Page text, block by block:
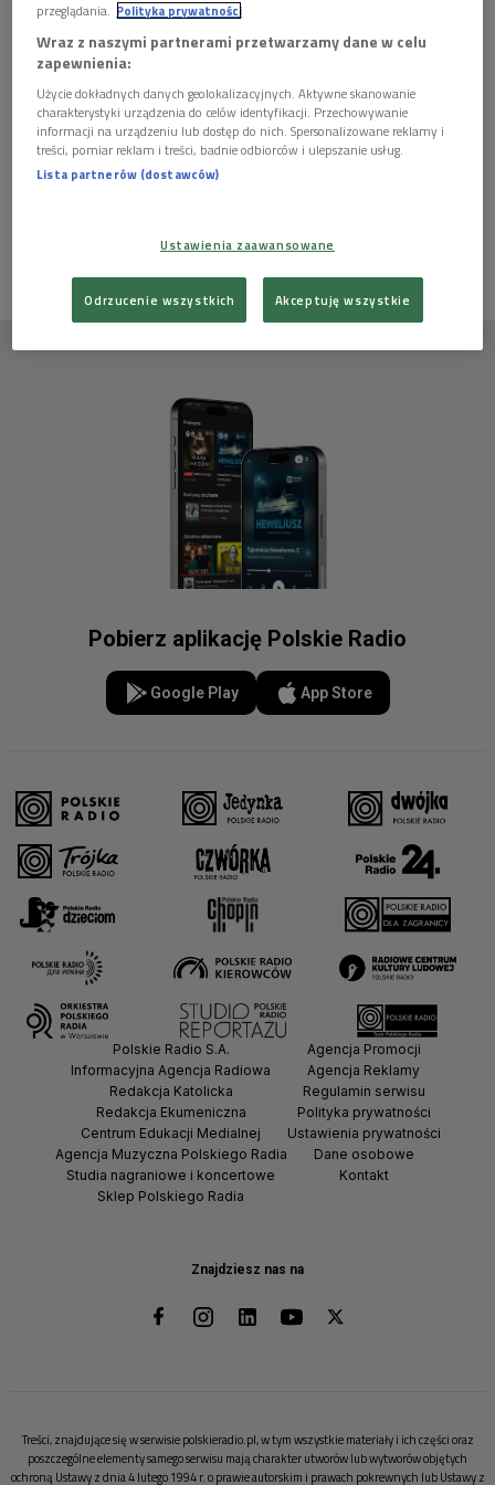
Autor scenariusza:Janusz Adam Dziewiątkowski
"Zaproszenie na ślub"
Ten artykuł nie ma jeszcze komentarzy, możesz być pierwszy!
Pobierz aplikację Polskie Radio
Google Play App Store
Znajdziesz nas na
Polskie Radio S.A.
Informacyjna Agencja Radiowa
Redakcja Katolicka
Redakcja Ekumeniczna
Centrum Edukacji Medialnej
Agencja Muzyczna Polskiego Radia
Studia nagraniowe i koncertowe
Sklep Polskiego Radia
Agencja Promocji
Agencja Reklamy
Regulamin serwisu
Polityka prywatności
Ustawienia prywatności
Dane osobowe
Kontakt
Treści, znajdujące się w serwisie polskieradio.pl, w tym wszystkie materiały i ich części oraz
poszczególne elementy samego serwisu mają charakter utworów lub wytworów objętych
ochroną Ustawy z dnia 4 lutego 1994 r. o prawie autorskim i prawach pokrewnych lub Ustawy z
przeglądania. Polityka prywatności
Wraz z naszymi partnerami przetwarzamy dane w celu
zapewnienia:
Użycie dokładnych danych geolokalizacyjnych. Aktywne skanowanie
charakterystyki urządzenia do celów identyfikacji. Przechowywanie
informacji na urządzeniu lub dostęp do nich. Spersonalizowane reklamy i
treści, pomiar reklam i treści, badnie odbiorców i ulepszanie usług.
Lista partnerów (dostawców)
Ustawienia zaawansowane
Odrzucenie wszystkich Akceptuję wszystkie